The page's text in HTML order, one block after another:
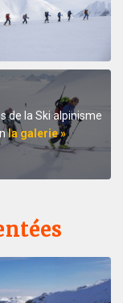
de la Ski alpinisme
la galerie »